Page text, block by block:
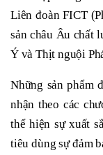
Liên đoàn FICT
sản châu Âu chất
Ý và Thịt nguội
Những sản phẩm
nhận theo các
thể hiện sự xuất
tiêu dùng sự đảm